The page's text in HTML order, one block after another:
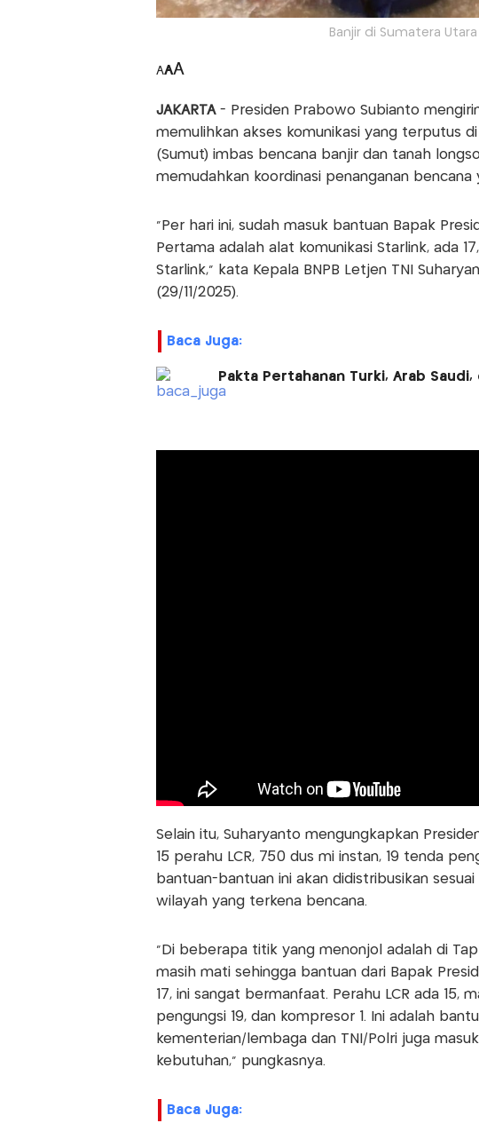
Banjir di Sumatera Utara
AAA
JAKARTA - Presiden Prabowo Subianto
memulihkan akses komunikasi yang terputus
(Sumut) imbas bencana banjir dan tanah
memudahkan koordinasi penanganan
"Per hari ini, sudah masuk bantuan Bapak
Pertama adalah alat komunikasi Starlink, ada
Starlink," kata Kepala BNPB Letjen TNI
(29/11/2025).
Baca Juga:
Pakta Pertahanan Turki, Arab
Selain itu, Suharyanto mengungkapkan
15 perahu LCR, 750 dus mi instan, 19 tenda
bantuan-bantuan ini akan didistribusikan
wilayah yang terkena bencana.
"Di beberapa titik yang menonjol adalah di
masih mati sehingga bantuan dari Bapak
17, ini sangat bermanfaat. Perahu LCR ada 15,
pengungsi 19, dan kompresor 1. Ini adalah
kementerian/lembaga dan TNI/Polri juga
kebutuhan," pungkasnya.
Baca Juga: